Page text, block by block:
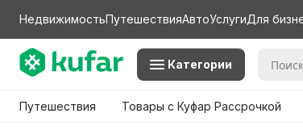
НедвижимостьПутешествияАвтоУслугиДля
Категории
Путешествия Товары с Куфар Рассрочкой